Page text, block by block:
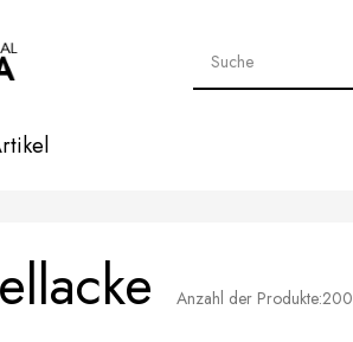
Anzahl der Produkte:200